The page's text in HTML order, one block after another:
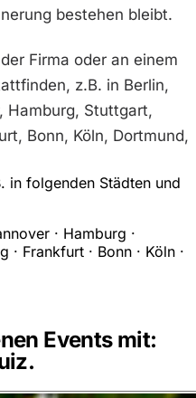
bestehen bleibt.
Firma oder an einem
z.B. in Berlin,
Hamburg, Stuttgart,
Bonn, Köln, Dortmund,
in folgenden Städten und
· Hamburg ·
· Frankfurt · Bonn · Köln ·
Events mit: